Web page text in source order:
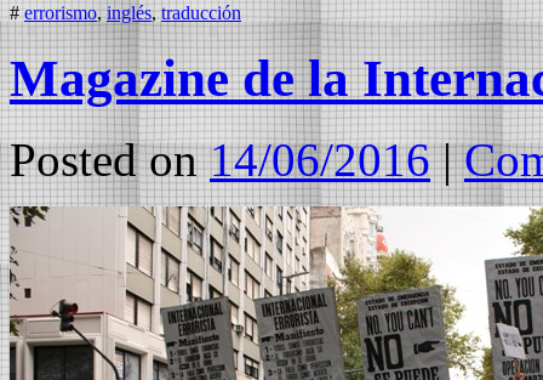
# errorismo,inglés,traducción
Magazine de la
Posted on 14/06/2016 |